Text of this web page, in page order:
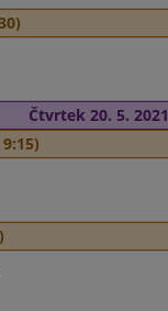
Čtvrtek 20. 5. 2021